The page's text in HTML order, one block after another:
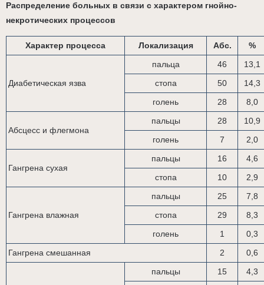
Распределение больных в связи с характером гнойно-
некротических процессов
Характер процесса Локализация Абс. %
Диабетическая язва
пальца 46
13,1
стопа
50
14,3
голень
28 8,0
Абсцесс и флегмона
пальцы 28
10,9
голень
7 2,0
Гангрена сухая
пальцы 16
4,6
стопа
10 2,9
Гангрена влажная
пальцы 25
7,8
стопа
29
8,3
голень
1
0,3
Гангрена смешанная
2 0,6
пальцы 15
4,3